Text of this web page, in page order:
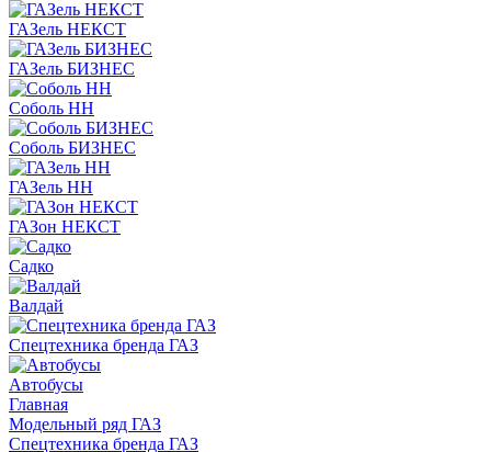
ГАЗель НЕКСТ
ГАЗель БИЗНЕС
Соболь НН
Соболь БИЗНЕС
ГАЗель НН
ГАЗон НЕКСТ
Садко
Валдай
Спецтехника бренда ГАЗ
Автобусы
Главная
Модельный ряд ГАЗ
Спецтехника бренда ГАЗ